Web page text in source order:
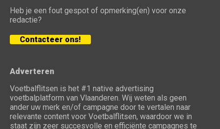
Heb je een fout gespot of opmerking(en) voor onze
redactie?
Contacteer ons!
Adverteren
Voetbalflitsen is het #1 native advertising
voetbalplatform van Vlaanderen. Wij weten als geen
ander uw merk en/of campagne door te vertalen naar
relevante content voor Voetbalflitsen, waardoor we in
staat zijn zeer succesvolle en efficiënte campagnes te